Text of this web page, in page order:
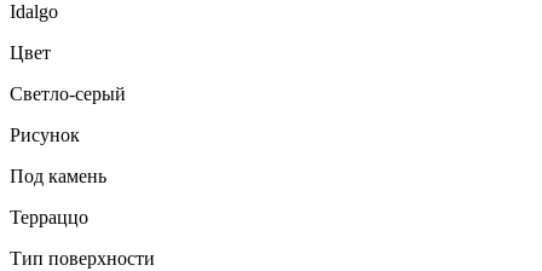
Idalgo
Цвет
Светло-серый
Рисунок
Под камень
Терраццо
Тип поверхности